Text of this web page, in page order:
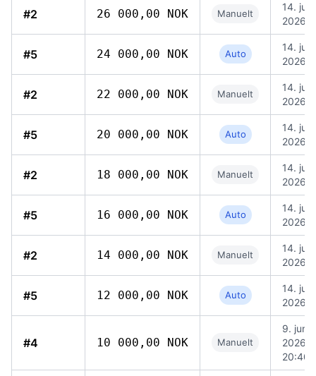
#2 26 000,00 NOK Manuelt
14. juni
2026,
#5 24 000,00 NOK Auto
14. juni
2026,
#2 22 000,00 NOK Manuelt
14. juni
2026,
#5 20 000,00 NOK Auto
14. juni
2026,
#2 18 000,00 NOK Manuelt
14. juni
2026,
#5 16 000,00 NOK Auto
14. juni
2026,
#2 14 000,00 NOK Manuelt
14. juni
2026,
#5 12 000,00 NOK Auto
14. juni
2026,
#4 10 000,00 NOK Manuelt
9. juni
2026,
20:40